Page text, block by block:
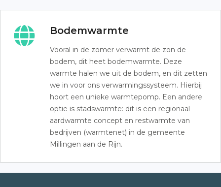
Bodemwarmte
Vooral in de zomer verwarmt de zon de
bodem, dit heet bodemwarmte. Deze
warmte halen we uit de bodem, en dit zetten
we in voor ons verwarmingssysteem. Hierbij
hoort een unieke warmtepomp. Een andere
optie is stadswarmte: dit is een regionaal
aardwarmte concept en restwarmte van
bedrijven (warmtenet) in de gemeente
Millingen aan de Rijn.